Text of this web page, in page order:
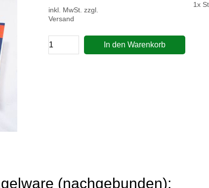
inkl. MwSt. zzgl.
Versand
In den Warenkorb
1x